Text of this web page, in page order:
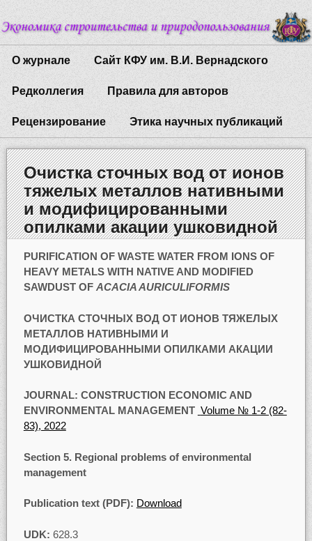
О журнале Сайт КФУ им. В.И. Вернадского
Редколлегия Правила для авторов
Рецензирование Этика научных публикаций
Очистка сточных вод от ионов
тяжелых металлов нативными
и модифицированными
опилками акации ушковидной
PURIFICATION OF WASTE WATER FROM IONS OF
HEAVY METALS WITH NATIVE AND MODIFIED
SAWDUST OF ACACIA AURICULIFORMIS
ОЧИСТКА СТОЧНЫХ ВОД ОТ ИОНОВ ТЯЖЕЛЫХ
МЕТАЛЛОВ НАТИВНЫМИ И
МОДИФИЦИРОВАННЫМИ ОПИЛКАМИ АКАЦИИ
УШКОВИДНОЙ
JOURNAL: CONSTRUCTION ECONOMIC AND
ENVIRONMENTAL MANAGEMENT Volume № 1-2 (82-
83), 2022
Section 5. Regional problems of environmental
management
Publication text (PDF): Download
UDK: 628.3